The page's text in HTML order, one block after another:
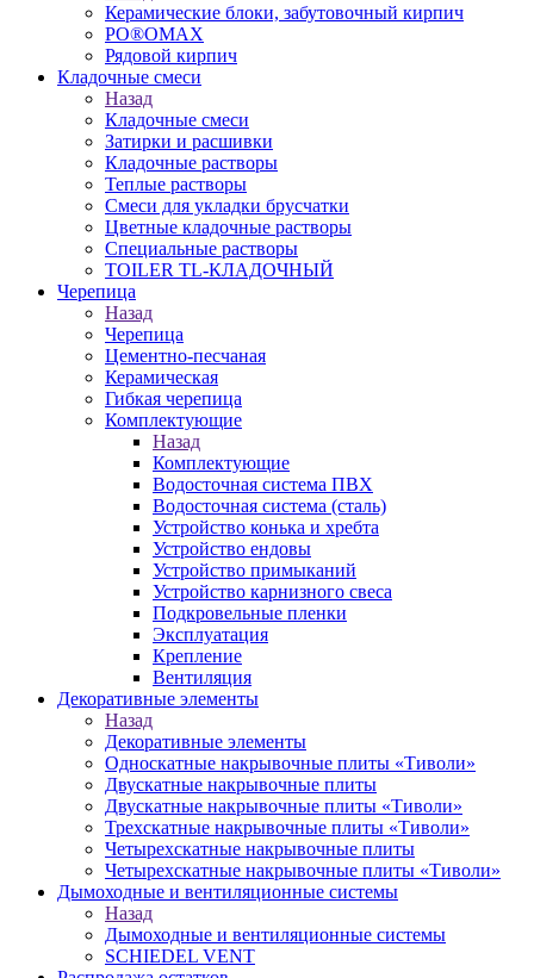
Керамические блоки, забутовочный кирпич
PO®OMAX
Рядовой кирпич
Кладочные смеси
Назад
Кладочные смеси
Затирки и расшивки
Кладочные растворы
Теплые растворы
Смеси для укладки брусчатки
Цветные кладочные растворы
Специальные растворы
TOILER TL-КЛАДОЧНЫЙ
Черепица
Назад
Черепица
Цементно-песчаная
Керамическая
Гибкая черепица
Комплектующие
Назад
Комплектующие
Водосточная система ПВХ
Водосточная система (сталь)
Устройство конька и хребта
Устройство ендовы
Устройство примыканий
Устройство карнизного свеса
Подкровельные пленки
Эксплуатация
Крепление
Вентиляция
Декоративные элементы
Назад
Декоративные элементы
Односкатные накрывочные плиты «Тиволи»
Двускатные накрывочные плиты
Двускатные накрывочные плиты «Тиволи»
Трехскатные накрывочные плиты «Тиволи»
Четырехскатные накрывочные плиты
Четырехскатные накрывочные плиты «Тиволи»
Дымоходные и вентиляционные системы
Назад
Дымоходные и вентиляционные системы
SCHIEDEL VENT